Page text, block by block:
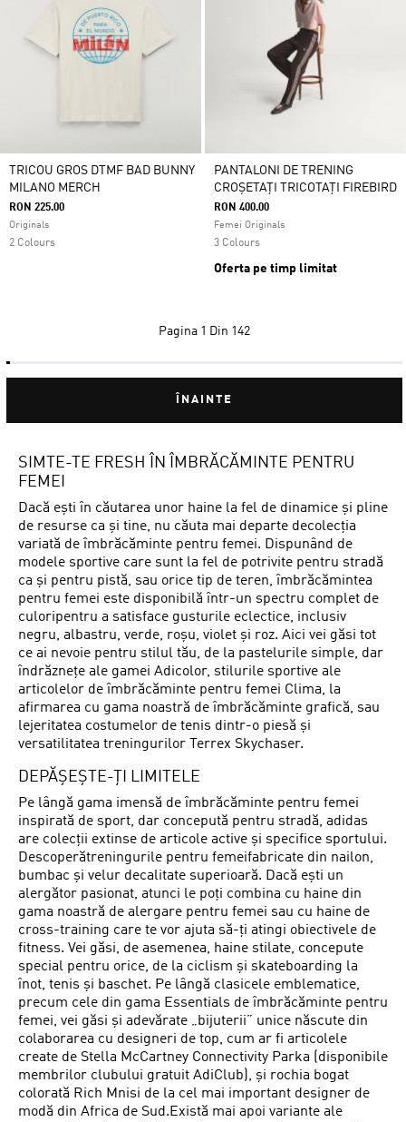
TRICOU GROS DTMF BAD BUNNY
MILANO MERCH
RON 225.00
Originals
2 Colours
PANTALONI DE TRENING
CROȘETAȚI TRICOTAȚI FIREBIRD
RON 400.00
Femei Originals
3 Colours
Oferta pe timp limitat
Pagina 1 Din 142
ÎNAINTE
SIMTE-TE FRESH ÎN ÎMBRĂCĂMINTE PENTRU
FEMEI
Dacă ești în căutarea unor haine la fel de dinamice și pline
de resurse ca și tine, nu căuta mai departe decolecția
variată de îmbrăcăminte pentru femei. Dispunând de
modele sportive care sunt la fel de potrivite pentru stradă
ca și pentru pistă, sau orice tip de teren, îmbrăcămintea
pentru femei este disponibilă într-un spectru complet de
culoripentru a satisface gusturile eclectice, inclusiv
negru, albastru, verde, roșu, violet și roz. Aici vei găsi tot
ce ai nevoie pentru stilul tău, de la pastelurile simple, dar
îndrăznețe ale gamei Adicolor, stilurile sportive ale
articolelor de îmbrăcăminte pentru femei Clima, la
afirmarea cu gama noastră de îmbrăcăminte grafică, sau
lejeritatea costumelor de tenis dintr-o piesă și
versatilitatea treningurilor Terrex Skychaser.
DEPĂȘEȘTE-ȚI LIMITELE
Pe lângă gama imensă de îmbrăcăminte pentru femei
inspirată de sport, dar concepută pentru stradă, adidas
are colecții extinse de articole active și specifice sportului.
Descoperătreningurile pentru femeifabricate din nailon,
bumbac și velur decalitate superioară. Dacă ești un
alergător pasionat, atunci le poți combina cu haine din
gama noastră de alergare pentru femei sau cu haine de
cross-training care te vor ajuta să-ți atingi obiectivele de
fitness. Vei găsi, de asemenea, haine stilate, concepute
special pentru orice, de la ciclism și skateboarding la
înot, tenis și baschet. Pe lângă clasicele emblematice,
precum cele din gama Essentials de îmbrăcăminte pentru
femei, vei găsi și adevărate „bijuterii” unice născute din
colaborarea cu designeri de top, cum ar fi articolele
create de Stella McCartney Connectivity Parka (disponibile
membrilor clubului gratuit AdiClub), și rochia bogat
colorată Rich Mnisi de la cel mai important designer de
modă din Africa de Sud.Există mai apoi variante ale